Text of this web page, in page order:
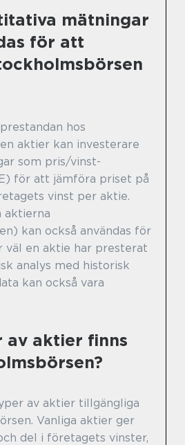
mätningar
för att
hos
aktier kan investerare
som pris/vinst-
för att jämföra priset på
vinst per aktie.
aktierna
kan också användas för
väl en aktie har presterat
analys med historisk
kan också vara
av aktier finns
av aktier tillgängliga
Vanliga aktier ger
del i företagets vinster,